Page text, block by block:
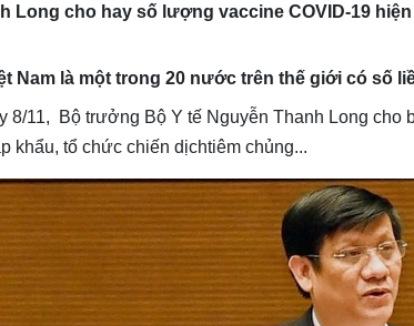
Long cho hay số lượng vaccine COVID-19
Nam là một trong 20 nước trên thế giới có số
8/11, Bộ trưởng Bộ Y tế Nguyễn Thanh Long
khẩu, tổ chức chiến dịchtiêm chủng...